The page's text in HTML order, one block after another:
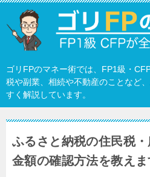
ゴリFPのマネー術では、FP1級・
税や副業、相続や不動産のことなど
すく解説しています。
ふるさと納税の住民税
金額の確認方法を教えま